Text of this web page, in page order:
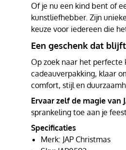
Of je nu een kind bent of
kunstliefhebber. Zijn
keuze voor iedereen die
Een geschenk dat
Op zoek naar het perfecte
cadeauverpakking, klaar
comfort, stijl en
Ervaar zelf de magie van
sprankeling toe aan je
Specificaties
Merk: JAP Christmas